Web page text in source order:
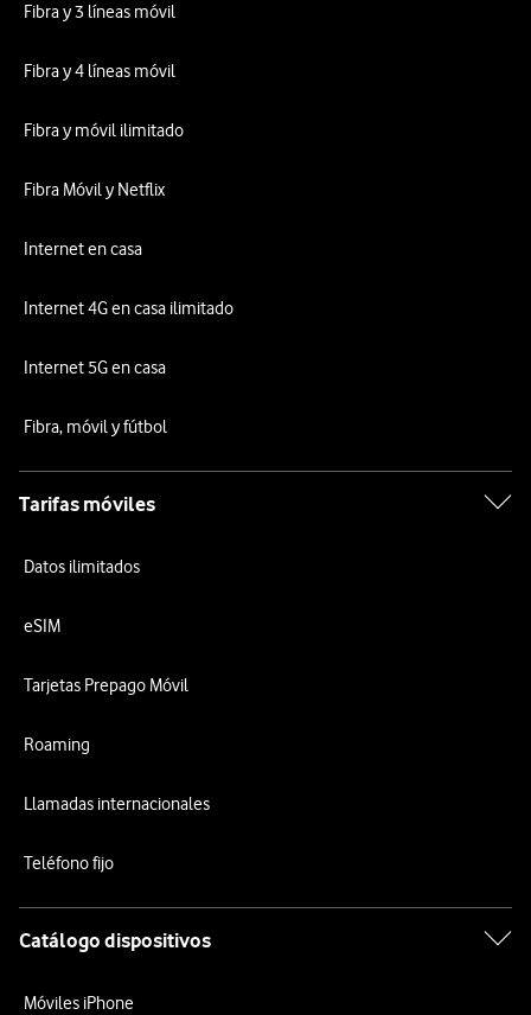
Fibra y 3 líneas móvil
Fibra y 4 líneas móvil
Fibra y móvil ilimitado
Fibra Móvil y Netflix
Internet en casa
Internet 4G en casa ilimitado
Internet 5G en casa
Fibra, móvil y fútbol
Tarifas móviles
Datos ilimitados
eSIM
Tarjetas Prepago Móvil
Roaming
Llamadas internacionales
Teléfono fijo
Catálogo dispositivos
Móviles iPhone